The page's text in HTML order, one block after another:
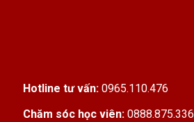
Hotline tư vấn: 0965.110.476
Chăm sóc học viên: 0888.875.336